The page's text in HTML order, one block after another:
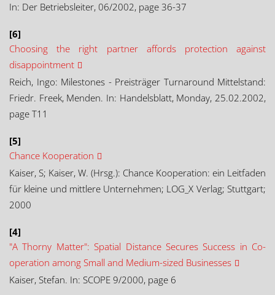
In: Der Betriebsleiter, 06/2002, page 36-37
[6]
Choosing the right partner affords protection against
disappointment
Reich, Ingo: Milestones - Preisträger Turnaround Mittelstand:
Friedr. Freek, Menden. In: Handelsblatt, Monday, 25.02.2002,
page T11
[5]
Chance Kooperation
Kaiser, S; Kaiser, W. (Hrsg.): Chance Kooperation: ein Leitfaden
für kleine und mittlere Unternehmen; LOG_X Verlag; Stuttgart;
2000
[4]
"A Thorny Matter": Spatial Distance Secures Success in Co-
operation among Small and Medium-sized Businesses
Kaiser, Stefan. In: SCOPE 9/2000, page 6